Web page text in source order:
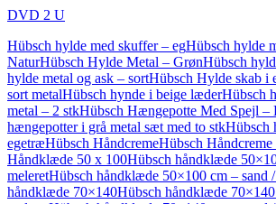
DVD 2 U
Hübsch hylde med skuffer – egHübsch hylde
NaturHübsch Hylde Metal – GrønHübsch
hylde metal og ask – sortHübsch Hylde skab i
sort metalHübsch hynde i beige læderHübsch
metal – 2 stkHübsch Hængepotte Med Spejl –
hængepotter i grå metal sæt med to stkHübsch
egetræHübsch HåndcremeHübsch Håndcreme
Håndklæde 50 x 100Hübsch håndklæde
meleretHübsch håndklæde 50×100 cm – sand
håndklæde 70×140Hübsch håndklæde